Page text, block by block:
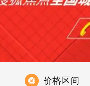
价格区间